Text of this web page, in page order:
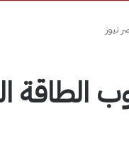
نيوز
الطاقة